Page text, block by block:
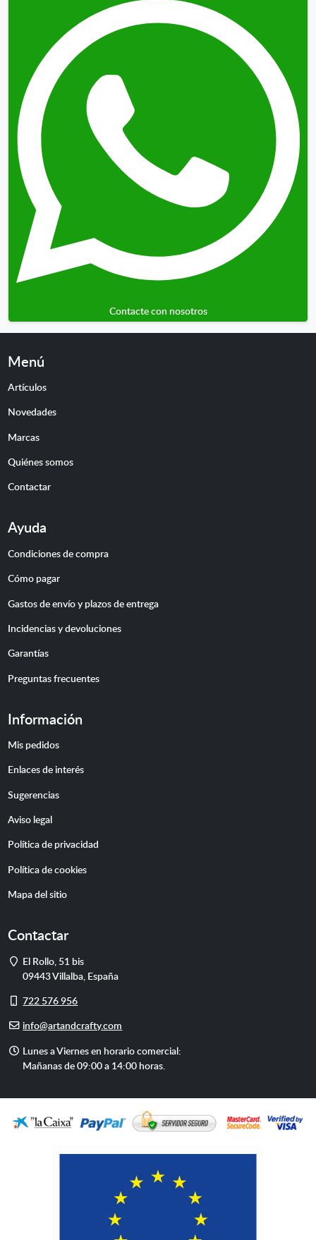
Contacte con nosotros
Menú
Artículos
Novedades
Marcas
Quiénes somos
Contactar
Ayuda
Condiciones de compra
Cómo pagar
Gastos de envío y plazos de entrega
Incidencias y devoluciones
Garantías
Preguntas frecuentes
Información
Mis pedidos
Enlaces de interés
Sugerencias
Aviso legal
Política de privacidad
Política de cookies
Mapa del sitio
Contactar
Dirección
El Rollo, 51 bis
09443Villalba España
Móvil
722 576 956
E-info@artandcrafty.com
Horario
de
Lunes a Viernes en horario comercial:
Mañanas de 09:00 a 14:00 horas.